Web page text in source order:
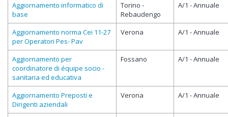
Aggiornamento informatico di
base
Torino -
Rebaudengo
A/1 - Annuale
Aggiornamento norma Cei 11-27
per Operatori Pes- Pav
Verona A/1 - Annuale
Aggiornamento per
coordinatore di équipe socio -
sanitaria ed educativa
Fossano A/1 - Annuale
Aggiornamento Preposti e
Dirigenti aziendali
Verona A/1 - Annuale